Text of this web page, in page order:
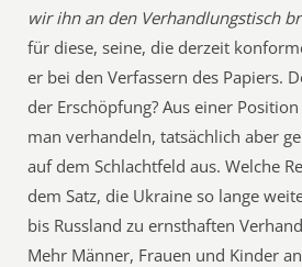
wir ihn an den Verhandlungstisch
für diese, seine, die derzeit
er bei den Verfassern des Papiers.
der Erschöpfung? Aus einer
man verhandeln, tatsächlich aber
auf dem Schlachtfeld aus. Welche
dem Satz, die Ukraine so lange
bis Russland zu ernsthaften
Mehr Männer, Frauen und Kinder